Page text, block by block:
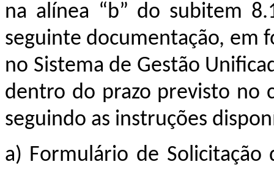
na alínea “b” do subitem
seguinte documentação, em
no Sistema de Gestão
dentro do prazo previsto no
seguindo as instruções
a) Formulário de